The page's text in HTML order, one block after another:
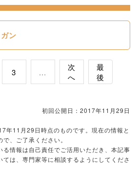
ン
3 ...
次
へ
最
後
初回公開日：2017年11月29日
年11月29日時点のものです。現在の情報と
、ご了承ください。
る情報は自己責任でご活用いただき、本記事
は、専門家等に相談するようにしてくださ